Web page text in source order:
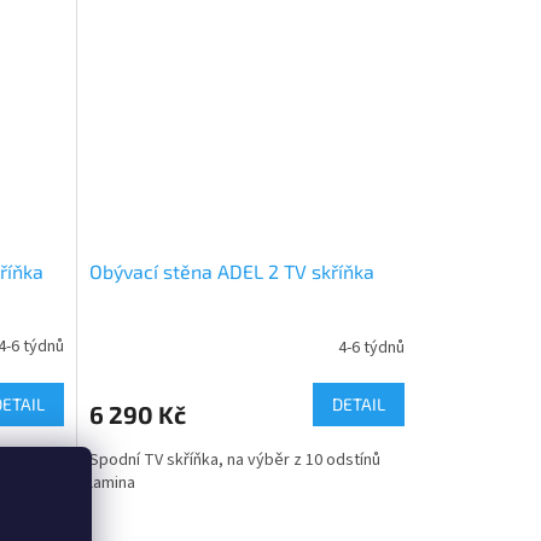
6 týdnů
Obývací stěna ADEL 2 TV skříňka
4-6 týdnů
6 290 Kč DETAIL
Spodní TV skříňka, na výběr z 10 odstínů
lamina